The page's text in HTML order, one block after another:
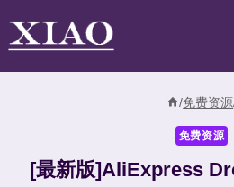
/免费资源
免费资源
[最新版]AliExpress